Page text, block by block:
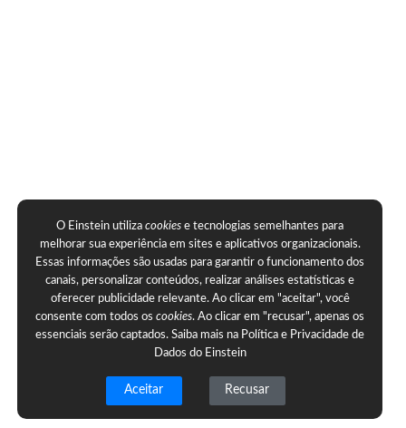
O Einstein utilizacookies e tecnologias semelhantes para
melhorar sua experiência em sites e aplicativos organizacionais.
Essas informações são usadas para garantir o funcionamento dos
canais, personalizar conteúdos, realizar análises estatísticas e
oferecer publicidade relevante. Ao clicar em "aceitar", você
consente com todos oscookies. Ao clicar em "recusar", apenas os
essenciais serão captados. Saiba mais na Política e Privacidade de
Dados do Einstein
Aceitar Recusar